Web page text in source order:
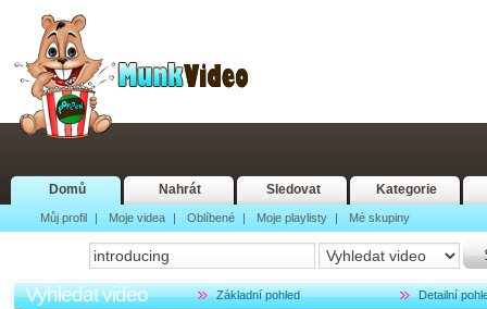
Domů Nahrát Sledovat Kategorie
Můj profil | Moje videa | Oblíbené | Moje playlisty | Mé skupiny
Vyhledat video Základní pohled Detailní